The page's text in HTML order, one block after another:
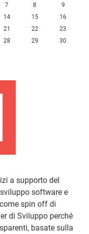
7 8
9
14 15
16
21 22
23
28 29
30
a supporto del
software e
spin off di
di Sviluppo perché
basate sulla